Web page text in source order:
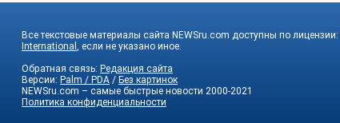
Все текстовые материалы сайта NEWSru.com доступны по лицензии:
International
, если не указано иное.
Обратная связь: Редакция сайта
Версии: Palm / PDA / Без картинок
NEWSru.com – самые быстрые новости 2000-2021
Политика конфиденциальности